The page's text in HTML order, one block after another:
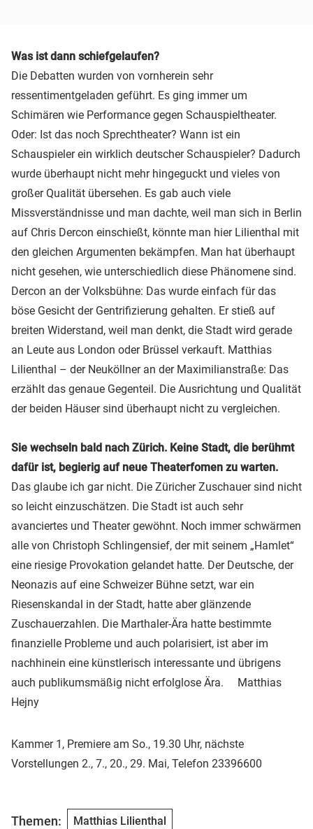
Was ist dann schiefgelaufen?
Die Debatten wurden von vornherein sehr
ressentimentgeladen geführt. Es ging immer um
Schimären wie Performance gegen Schauspieltheater.
Oder: Ist das noch Sprechtheater? Wann ist ein
Schauspieler ein wirklich deutscher Schauspieler? Dadurch
wurde überhaupt nicht mehr hingeguckt und vieles von
großer Qualität übersehen. Es gab auch viele
Missverständnisse und man dachte, weil man sich in Berlin
auf Chris Dercon einschießt, könnte man hier Lilienthal mit
den gleichen Argumenten bekämpfen. Man hat überhaupt
nicht gesehen, wie unterschiedlich diese Phänomene sind.
Dercon an der Volksbühne: Das wurde einfach für das
böse Gesicht der Gentrifizierung gehalten. Er stieß auf
breiten Widerstand, weil man denkt, die Stadt wird gerade
an Leute aus London oder Brüssel verkauft. Matthias
Lilienthal – der Neuköllner an der Maximilianstraße: Das
erzählt das genaue Gegenteil. Die Ausrichtung und Qualität
der beiden Häuser sind überhaupt nicht zu vergleichen.
Sie wechseln bald nach Zürich. Keine Stadt, die berühmt
dafür ist, begierig auf neue Theaterfomen zu warten.
Das glaube ich gar nicht. Die Züricher Zuschauer sind nicht
so leicht einzuschätzen. Die Stadt ist auch sehr
avanciertes und Theater gewöhnt. Noch immer schwärmen
alle von Christoph Schlingensief, der mit seinem „Hamlet“
eine riesige Provokation gelandet hatte. Der Deutsche, der
Neonazis auf eine Schweizer Bühne setzt, war ein
Riesenskandal in der Stadt, hatte aber glänzende
Zuschauerzahlen. Die Marthaler-Ära hatte bestimmte
finanzielle Probleme und auch polarisiert, ist aber im
nachhinein eine künstlerisch interessante und übrigens
auch publikumsmäßig nicht erfolglose Ära. Matthias
Hejny
Kammer 1, Premiere am So., 19.30 Uhr, nächste
Vorstellungen 2., 7., 20., 29. Mai, Telefon 23396600
Themen: Matthias Lilienthal